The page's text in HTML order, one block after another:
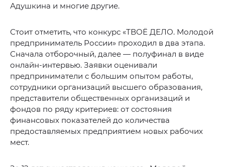
Адушкина и многие другие.
Стоит отметить, что конкурс «ТВОЁ ДЕЛО. Молодой
предприниматель России» проходил в два этапа.
Сначала отборочный, далее — полуфинал в виде
онлайн-интервью. Заявки оценивали
предприниматели с большим опытом работы,
сотрудники организаций высшего образования,
представители общественных организаций и
фондов по ряду критериев: от состояния
финансовых показателей до количества
предоставляемых предприятием новых рабочих
мест.